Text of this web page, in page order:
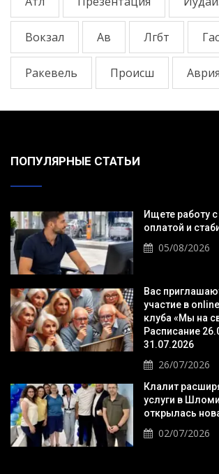
Вокзал Ав Лгбт
Ракевель Происш Аврия
ПОПУЛЯРНЫЕ СТАТЬИ
Ищете работу
оплатой и
05/08/2026
Вас
участие в
клуба «Мы на
Расписание
31.07.2026
26/07/2026
Клалит
услуги в
открылась
02/07/2026